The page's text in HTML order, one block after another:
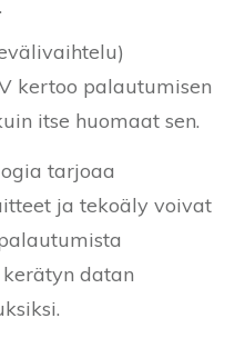
kertoo palautumisen
itse huomaat sen.
tarjoaa
ja tekoäly voivat
datan